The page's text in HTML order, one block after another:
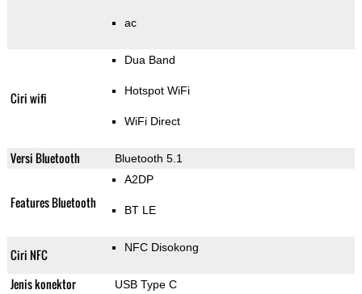
ac
Ciri wifi
Dua Band
Hotspot WiFi
WiFi Direct
Versi Bluetooth Bluetooth 5.1
Features Bluetooth
A2DP
BT LE
Ciri NFC NFC Disokong
Jenis konektor USB Type C